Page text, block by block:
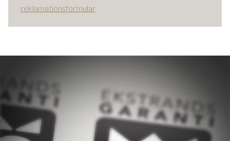
reklamationsformular